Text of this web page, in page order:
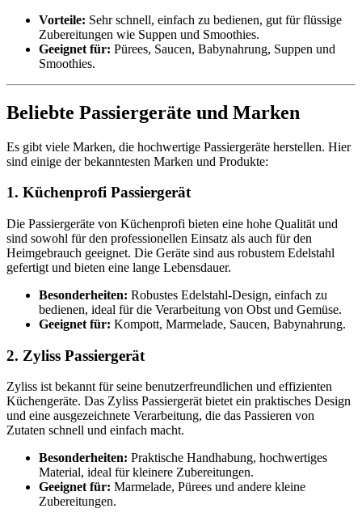
Vorteile: Sehr schnell, einfach zu bedienen, gut für flüssige
Zubereitungen wie Suppen und Smoothies.
Geeignet für: Pürees, Saucen, Babynahrung, Suppen und
Smoothies.
Beliebte Passiergeräte und Marken
Es gibt viele Marken, die hochwertige Passiergeräte herstellen. Hier
sind einige der bekanntesten Marken und Produkte:
1. Küchenprofi Passiergerät
Die Passiergeräte von Küchenprofi bieten eine hohe Qualität und
sind sowohl für den professionellen Einsatz als auch für den
Heimgebrauch geeignet. Die Geräte sind aus robustem Edelstahl
gefertigt und bieten eine lange Lebensdauer.
Besonderheiten: Robustes Edelstahl-Design, einfach zu
bedienen, ideal für die Verarbeitung von Obst und Gemüse.
Geeignet für: Kompott, Marmelade, Saucen, Babynahrung.
2. Zyliss Passiergerät
Zyliss ist bekannt für seine benutzerfreundlichen und effizienten
Küchengeräte. Das Zyliss Passiergerät bietet ein praktisches Design
und eine ausgezeichnete Verarbeitung, die das Passieren von
Zutaten schnell und einfach macht.
Besonderheiten: Praktische Handhabung, hochwertiges
Material, ideal für kleinere Zubereitungen.
Geeignet für: Marmelade, Pürees und andere kleine
Zubereitungen.